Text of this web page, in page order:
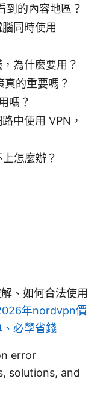
到的內容地區？
同時使用
為什麼要用？
的重要嗎？
嗎？
中使用 VPN，
怎麼辦？
、如何合法使用
年nordvpn價
必學省錢
error
solutions, and